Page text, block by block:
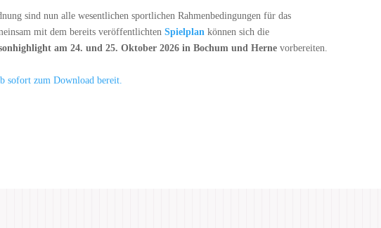
sind nun alle wesentlichen sportlichen Rahmenbedingungen für das
mit dem bereits veröffentlichtenSpielplan können sich die
am 24. und 25. Oktober 2026 in Bochum und Herne vorbereiten.
sofort zum Download bereit.